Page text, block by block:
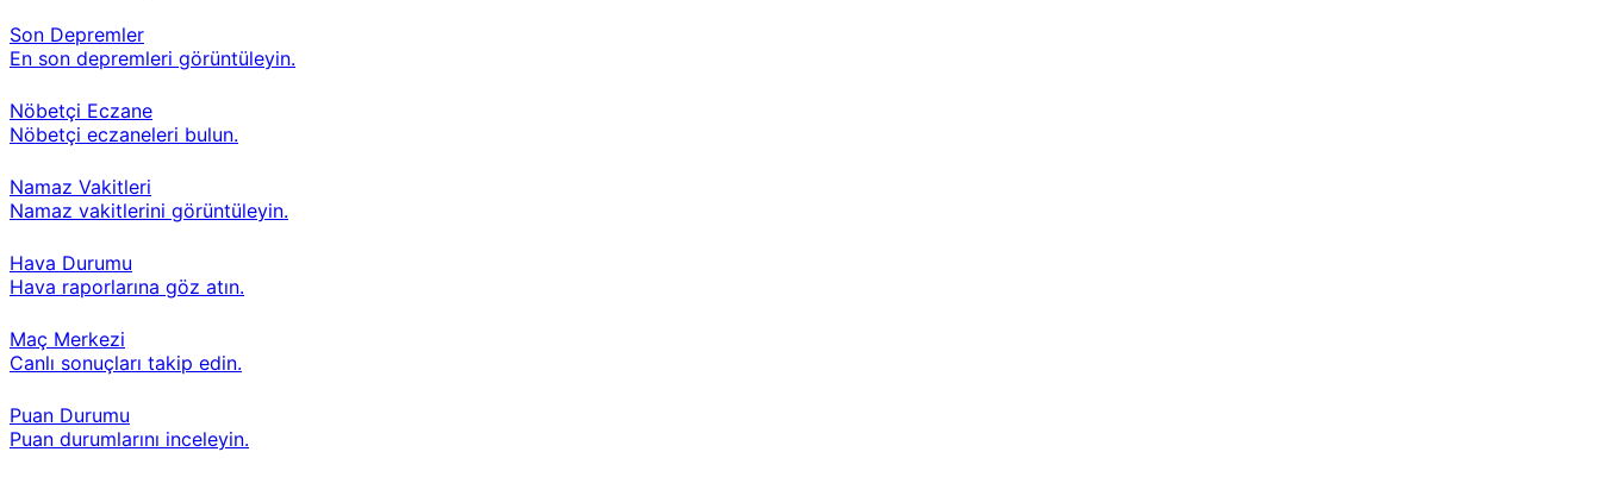
Son Depremler
En son depremleri görüntüleyin.
Nöbetçi Eczane
Nöbetçi eczaneleri bulun.
Namaz Vakitleri
Namaz vakitlerini görüntüleyin.
Hava Durumu
Hava raporlarına göz atın.
Maç Merkezi
Canlı sonuçları takip edin.
Puan Durumu
Puan durumlarını inceleyin.